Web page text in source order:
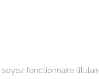
fonctionnaire